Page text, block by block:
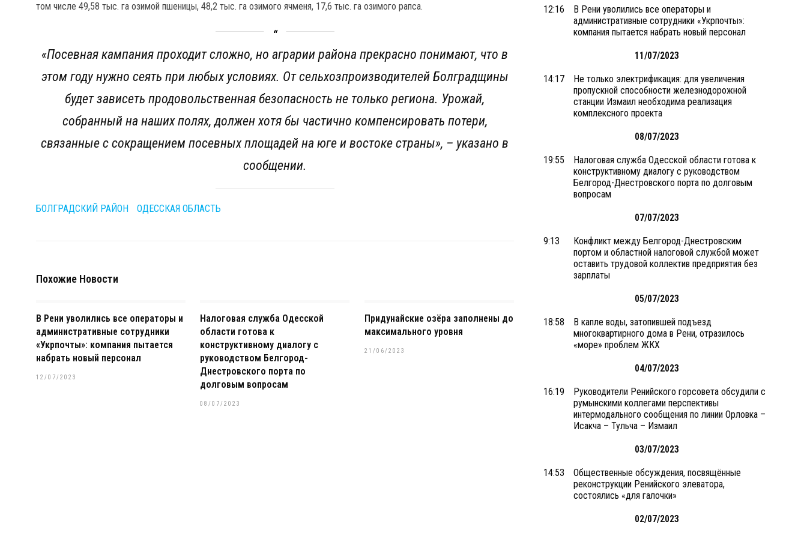
том числе 49,58 тыс. га озимой пшеницы, 48,2 тыс. га озимого ячменя, 17,6 тыс. га озимого рапса.
«Посевная кампания проходит сложно, но аграрии района прекрасно понимают, что в
этом году нужно сеять при любых условиях. От сельхозпроизводителей Болградщины
будет зависеть продовольственная безопасность не только региона. Урожай,
собранный на наших полях, должен хотя бы частично компенсировать потери,
связанные с сокращением посевных площадей на юге и востоке страны», – указано в
сообщении.
БОЛГРАДСКИЙ РАЙОН ОДЕССКАЯ ОБЛАСТЬ
Похожие Новости
В Рени уволились все операторы и
административные сотрудники
«Укрпочты»: компания пытается
набрать новый персонал
12/07/2023
Налоговая служба Одесской
области готова к
конструктивному диалогу с
руководством Белгород-
Днестровского порта по
долговым вопросам
08/07/2023
Придунайские озёра заполнены до
максимального уровня
21/06/2023
12:16
В Рени уволились все операторы и
административные сотрудники «Укрпочты»:
компания пытается набрать новый персонал
11/07/2023
14:17
Не только электрификация: для увеличения
пропускной способности железнодорожной
станции Измаил необходима реализация
комплексного проекта
08/07/2023
19:55
Налоговая служба Одесской области готова к
конструктивному диалогу с руководством
Белгород-Днестровского порта по долговым
вопросам
07/07/2023
9:13
Конфликт между Белгород-Днестровским
портом и областной налоговой службой может
оставить трудовой коллектив предприятия без
зарплаты
05/07/2023
18:58
В капле воды, затопившей подъезд
многоквартирного дома в Рени, отразилось
«море» проблем ЖКХ
04/07/2023
16:19
Руководители Ренийского горсовета обсудили с
румынскими коллегами перспективы
интермодального сообщения по линии Орловка –
Исакча – Тульча – Измаил
03/07/2023
14:53
Общественные обсуждения, посвящённые
реконструкции Ренийского элеватора,
состоялись «для галочки»
02/07/2023